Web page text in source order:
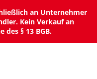
an Unternehmer
Kein Verkauf an
des § 13 BGB.